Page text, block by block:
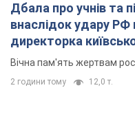
Дбала про учнів та
внаслідок удару РФ
директорка
Вічна пам'ять жертвам
2 години тому 12,0 т.